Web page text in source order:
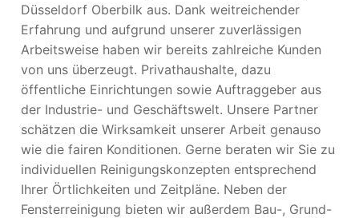
Düsseldorf Oberbilk aus. Dank weitreichender
Erfahrung und aufgrund unserer zuverlässigen
Arbeitsweise haben wir bereits zahlreiche Kunden
von uns überzeugt. Privathaushalte, dazu
öffentliche Einrichtungen sowie Auftraggeber aus
der Industrie- und Geschäftswelt. Unsere Partner
schätzen die Wirksamkeit unserer Arbeit genauso
wie die fairen Konditionen. Gerne beraten wir Sie zu
individuellen Reinigungskonzepten entsprechend
Ihrer Örtlichkeiten und Zeitpläne. Neben der
Fensterreinigung bieten wir außerdem Bau-, Grund-